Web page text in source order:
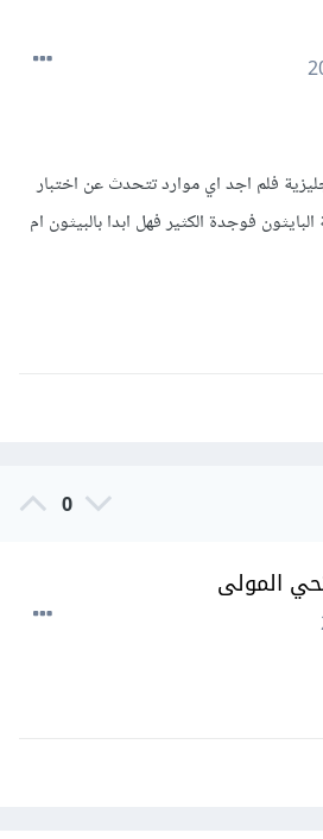
فلم اجد اي موارد تتحدث عن اختبار
البايثون فوجدة الكثير فهل ابدا بالبيثون ام
0
المولى